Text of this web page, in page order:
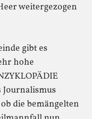
weitergezogen
gibt es
hohe
Journalismus
die bemängelten